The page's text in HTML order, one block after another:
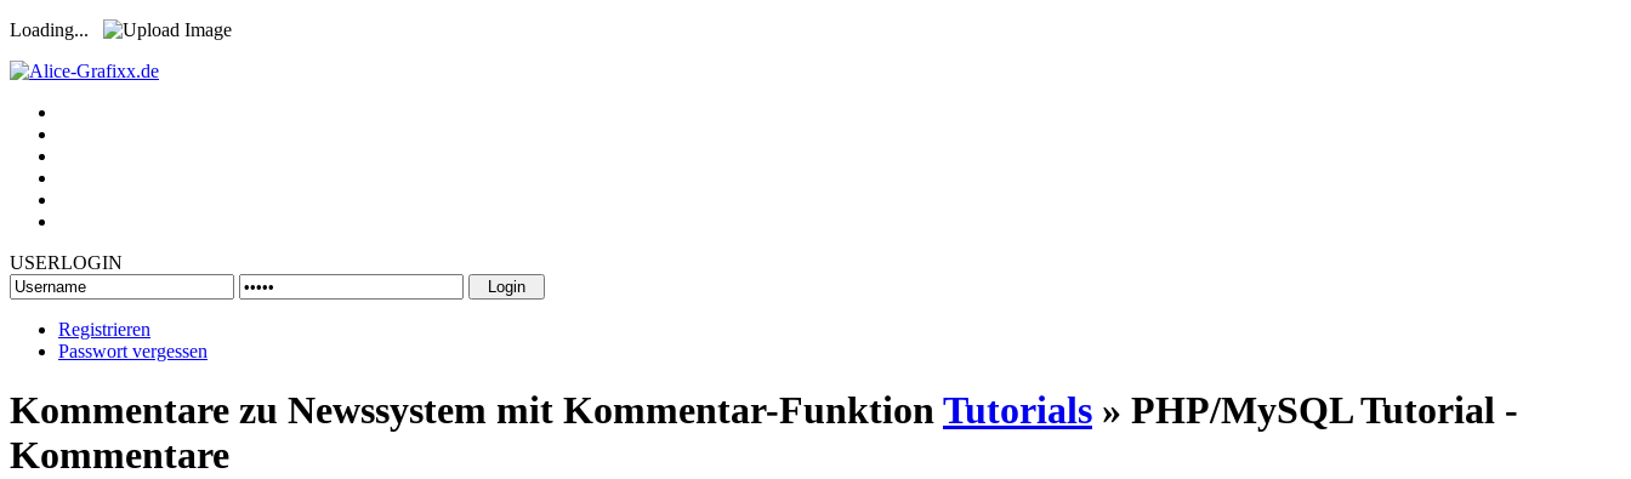
Loading...
USERLOGIN
Registrieren
Passwort vergessen
Kommentare zu Newssystem mit Kommentar-FunktionTutorials » PHP/MySQL Tutorial -
Kommentare